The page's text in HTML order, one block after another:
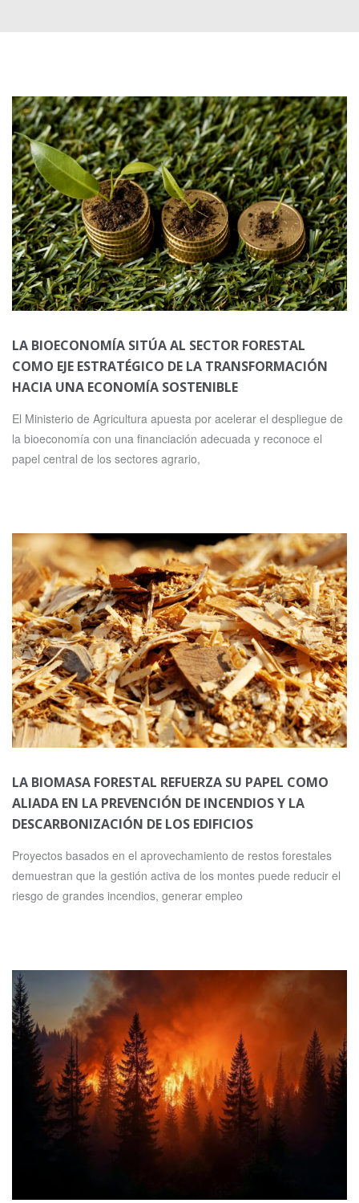
LA BIOECONOMÍA SITÚA AL SECTOR FORESTAL
COMO EJE ESTRATÉGICO DE LA TRANSFORMACIÓN
HACIA UNA ECONOMÍA SOSTENIBLE
El Ministerio de Agricultura apuesta por acelerar el despliegue de
la bioeconomía con una financiación adecuada y reconoce el
papel central de los sectores agrario,
LA BIOMASA FORESTAL REFUERZA SU PAPEL COMO
ALIADA EN LA PREVENCIÓN DE INCENDIOS Y LA
DESCARBONIZACIÓN DE LOS EDIFICIOS
Proyectos basados en el aprovechamiento de restos forestales
demuestran que la gestión activa de los montes puede reducir el
riesgo de grandes incendios, generar empleo